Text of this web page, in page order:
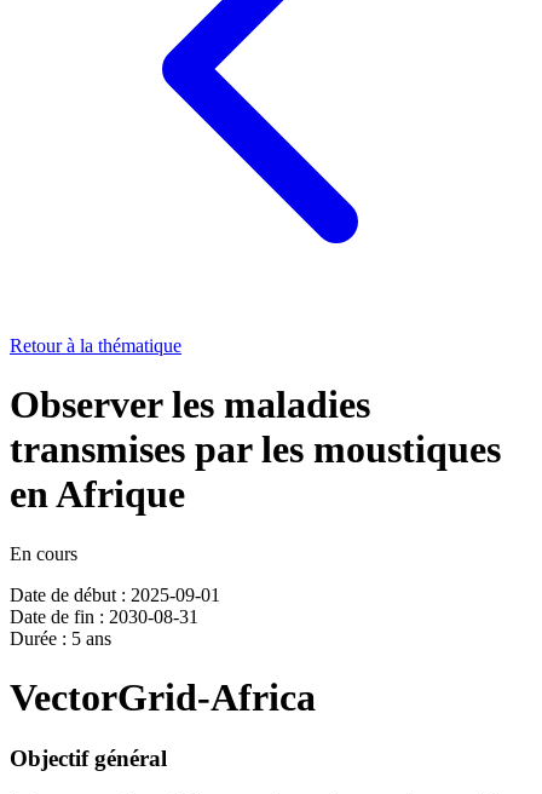
Retour à la thématique
Observer les maladies
transmises par les moustiques
en Afrique
En cours
Date de début : 2025-09-01
Date de fin : 2030-08-31
Durée : 5 ans
VectorGrid-Africa
Objectif général